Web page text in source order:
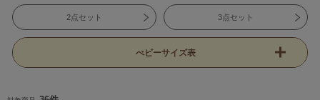
2点セット 3点セット
べビーサイズ表